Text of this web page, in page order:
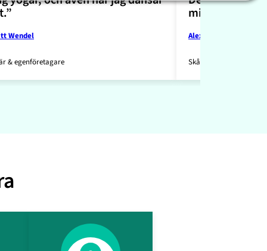
Wendel
& egenföretagare
mig.”
Alexander Karim
Skådespelare &